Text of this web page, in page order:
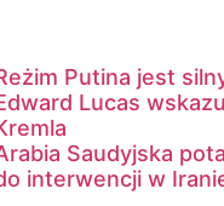
Putina jest
Lucas
Saudyjska
interwencji w